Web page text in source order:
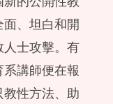
、坦白和開
人士攻擊。有
講師便在報
性方法、助